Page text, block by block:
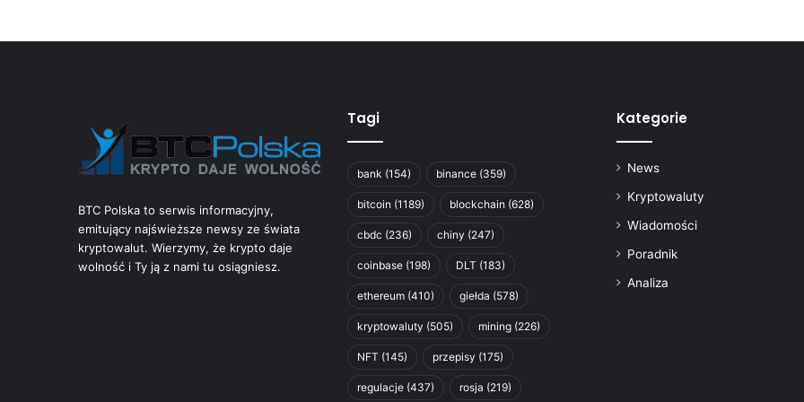
BTC Polska to serwis informacyjny,
emitujący najświeższe newsy ze świata
kryptowalut. Wierzymy, że krypto daje
wolność i Ty ją z nami tu osiągniesz.
Tagi
bank (154) binance (359)
bitcoin (1189) blockchain (628)
cbdc (236) chiny (247)
coinbase (198) DLT (183)
ethereum (410) giełda (578)
kryptowaluty (505) mining (226)
NFT (145) przepisy (175)
regulacje (437) rosja (219)
Kategorie
News
Kryptowaluty
Wiadomości
Poradnik
Analiza